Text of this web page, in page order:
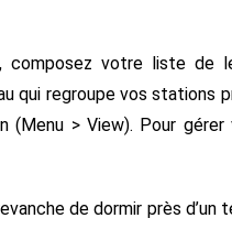
composez votre liste
qui regroupe vos stations
(Menu > View). Pour
de dormir près d’un